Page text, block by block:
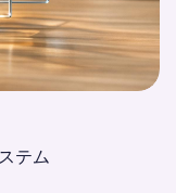
テム